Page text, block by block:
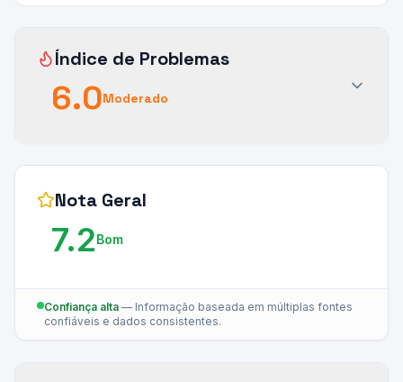
Índice de Problemas
6.0Moderado
Nota Geral
7.2Bom
Confiança alta — Informação baseada em múltiplas fontes
confiáveis e dados consistentes.